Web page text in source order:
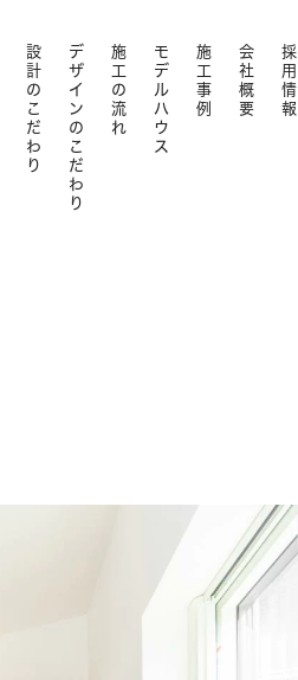
設計のこだわり デザインのこだわり 施工の流れ モデルハウス 施工事例 会社概要 採用情報